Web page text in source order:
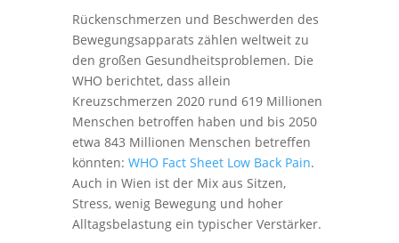
Rückenschmerzen und Beschwerden des
Bewegungsapparats zählen weltweit zu
den großen Gesundheitsproblemen. Die
WHO berichtet, dass allein
Kreuzschmerzen 2020 rund 619 Millionen
Menschen betroffen haben und bis 2050
etwa 843 Millionen Menschen betreffen
könnten: WHO Fact Sheet Low Back Pain.
Auch in Wien ist der Mix aus Sitzen,
Stress, wenig Bewegung und hoher
Alltagsbelastung ein typischer Verstärker.